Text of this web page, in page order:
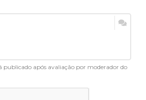
publicado após avaliação por moderador do